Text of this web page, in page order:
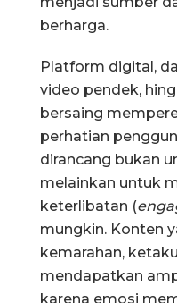
berharga.
Platform digital,
video pendek,
bersaing
perhatian
dirancang bukan
melainkan untuk
keterlibatan (
mungkin. Konten
kemarahan,
mendapatkan
karena emosi